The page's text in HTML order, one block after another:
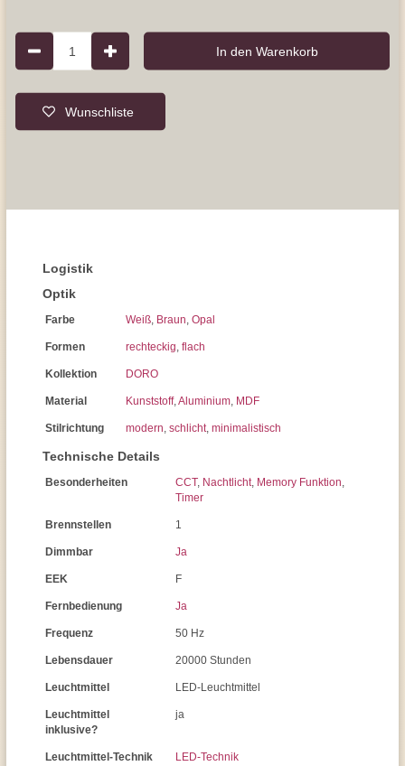
1 In den Warenkorb
Wunschliste
Logistik
Optik
Farbe Weiß, Braun, Opal
Formen rechteckig, flach
Kollektion DORO
Material Kunststoff,Aluminium, MDF
Stilrichtung modern, schlicht, minimalistisch
Technische Details
Besonderheiten CCT, Nachtlicht, Memory Funktion,
Timer
Brennstellen 1
Dimmbar Ja
EEK F
Fernbedienung Ja
Frequenz 50 Hz
Lebensdauer 20000 Stunden
Leuchtmittel LED-Leuchtmittel
Leuchtmittel
inklusive?
ja
Leuchtmittel-Technik LED-Technik